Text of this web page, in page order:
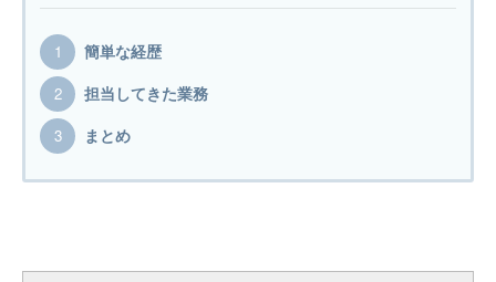
求人採用情報
Webエンジニア・プログラマー
フロントエンドエンジニア
簡単な経歴
担当してきた業務
まとめ